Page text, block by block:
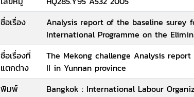
ชื่อเรื่อง
Analysis report of the baseline surey
International Programme on the
ชื่อเรื่องที่
แตกต่าง
The Mekong challenge Analysis
II in Yunnan province
พิมพ์
Bangkok : International Labour